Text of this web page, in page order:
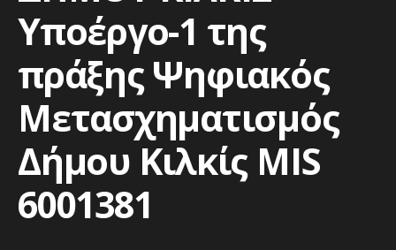
Υποέργο-1 της
πράξης Ψηφιακός
Μετασχηματισμός
Δήμου Κιλκίς MIS
6001381